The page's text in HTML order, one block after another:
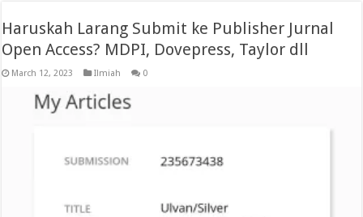
Haruskah Larang Submit ke Publisher Jurnal
Open Access? MDPI, Dovepress, Taylor dll
March 12, 2023 Ilmiah 0